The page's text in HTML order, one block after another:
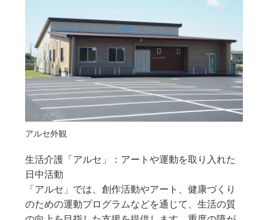
アルセ外観
生活介護「アルセ」：アートや運動を取り入れた
日中活動
「アルセ」では、創作活動やアート、健康づくり
のための運動プログラムなどを通じて、生活の質